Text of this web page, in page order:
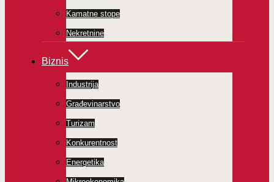
Kamatne stope
Nekretnine
Biznis
Industrija
Građevinarstvo
Turizam
Konkurentnost
Energetika